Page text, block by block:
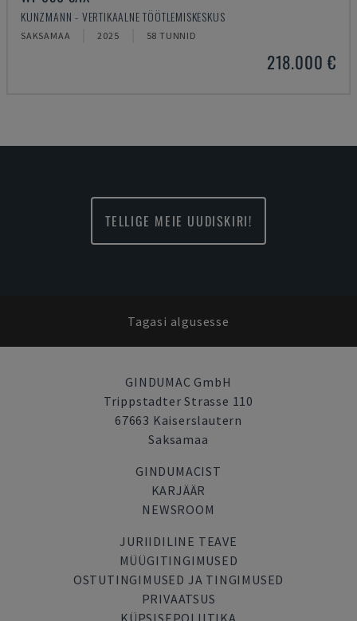
KUNZMANN - VERTIKAALNE TÖÖTLEMISKESKUS
SAKSAMAA 2025 58 TUNNID
218.000 €
TELLIGE MEIE UUDISKIRI!
Tagasi algusesse
GINDUMAC GmbH
Trippstadter Strasse 110
67663 Kaiserslautern
Saksamaa
GINDUMACIST
KARJÄÄR
NEWSROOM
JURIIDILINE TEAVE
MÜÜGITINGIMUSED
OSTUTINGIMUSED JA TINGIMUSED
PRIVAATSUS
KÜPSISEPOLIITIKA